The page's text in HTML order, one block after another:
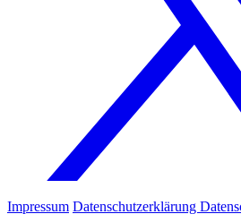
Impressum Datenschutzerklärung